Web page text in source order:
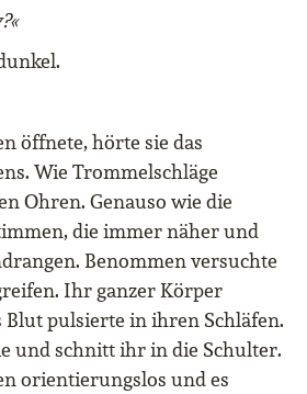
öffnete, hörte sie das
Wie Trommelschläge
Ohren. Genauso wie die
die immer näher und
Benommen versuchte
Ihr ganzer Körper
Blut pulsierte in ihren Schläfen.
und schnitt ihr in die Schulter.
orientierungslos und es